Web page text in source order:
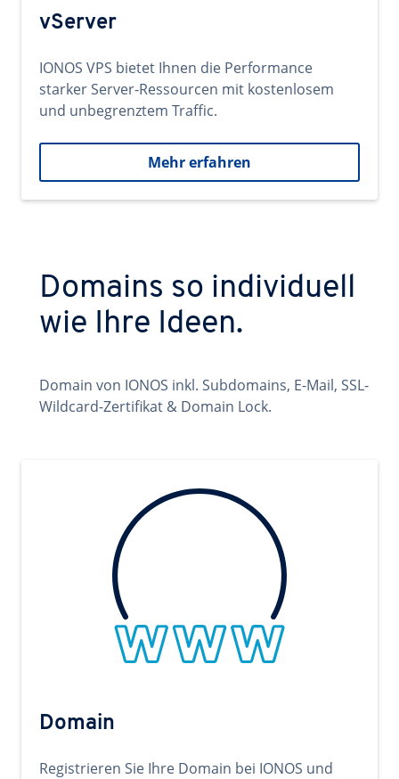
vServer
IONOS VPS bietet Ihnen die Performance
starker Server-Ressourcen mit kostenlosem
und unbegrenztem Traffic.
Mehr erfahren
Domains so individuell
wie Ihre Ideen.
Domain von IONOS inkl. Subdomains, E-Mail, SSL-
Wildcard-Zertifikat & Domain Lock.
Domain
Registrieren Sie Ihre Domain bei IONOS und